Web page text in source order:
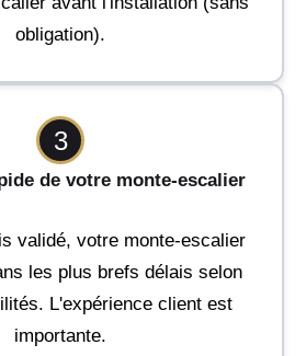
obligation).
3
de votre monte-escalier
validé, votre monte-escalier
les plus brefs délais selon
L'expérience client est
importante.